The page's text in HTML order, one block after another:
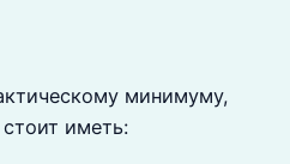
минимуму,
иметь: